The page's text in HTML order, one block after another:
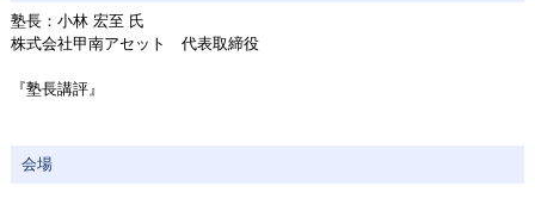
塾長：小林 宏至 氏
株式会社甲南アセット 代表取締役
『塾長講評』
会場